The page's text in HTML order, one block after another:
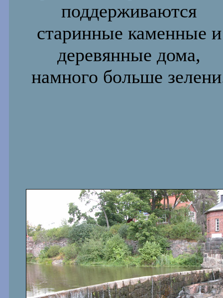
поддерживаются
старинные каменные и
деревянные дома,
намного больше